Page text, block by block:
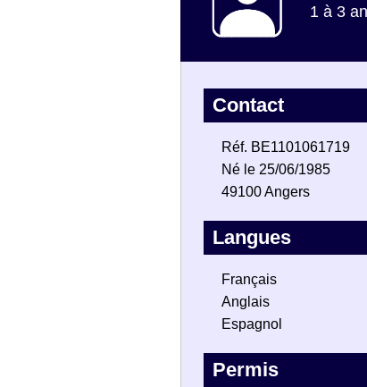
1 à 3
Contact
Réf. BE1101061719
Né le 25/06/1985
49100 Angers
Langues
Français
Anglais
Espagnol
Permis